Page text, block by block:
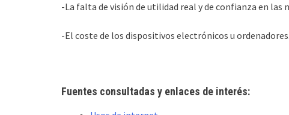
-La falta de visión de utilidad real y de confianza en las
-El coste de los dispositivos electrónicos u ordenadores.
Fuentes consultadas y enlaces de interés: